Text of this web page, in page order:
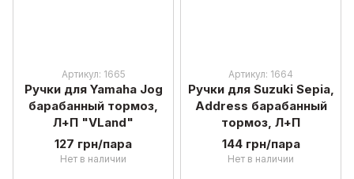
Артикул: 1665
Ручки для Yamaha Jog
барабанный тормоз,
Л+П "VLand"
127 грн/пара
Нет в наличии
Артикул: 1664
Ручки для Suzuki Sepia,
Address барабанный
тормоз, Л+П
144 грн/пара
Нет в наличии